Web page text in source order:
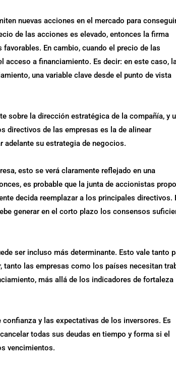
nuevas acciones en el mercado para
de las acciones es elevado, entonces la firma
En cambio, cuando el precio de las
a financiamiento. Es decir: en este caso,
una variable clave desde el punto de vista
sobre la dirección estratégica de la compañía, y
directivos de las empresas es la de alinear
adelante su estrategia de negocios.
esto se verá claramente reflejado en una
es probable que la junta de accionistas
decida reemplazar a los principales directivos.
generar en el corto plazo los consensos
ser incluso más determinante. Esto vale tanto
las empresas como los países necesitan
más allá de los indicadores de fortaleza
y las expectativas de los inversores. Es
todas sus deudas en tiempo y forma si el
vencimientos.